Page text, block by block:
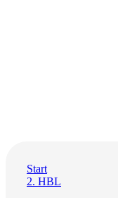
Start
2. HBL